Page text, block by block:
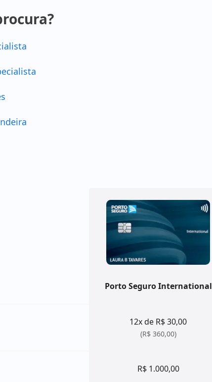
Porto Seguro International
12x de R$ 30,00
(R$ 360,00)
R$ 1.000,00